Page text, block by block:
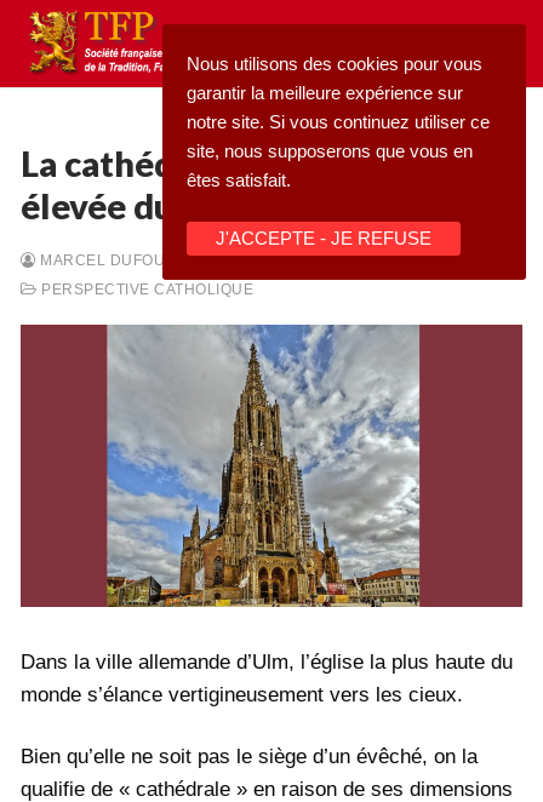
Aller
contenu
Rechercher
Accueil
Action
Médiathèque
La cathédrale d’Ulm, la plus
élevée du monde
MARCEL DUFOUR - 15/06/2026 -
PERSPECTIVE CATHOLIQUE
Dans la ville allemande d’Ulm, l’église la plus haute du
monde s’élance vertigineusement vers les cieux.
Bien qu’elle ne soit pas le siège d’un évêché, on la
qualifie de « cathédrale » en raison de ses dimensions
Nous utilisons des cookies pour vous
garantir la meilleure expérience sur
notre site. Si vous continuez utiliser ce
site, nous supposerons que vous en
êtes satisfait.
J'ACCEPTE - JE REFUSE